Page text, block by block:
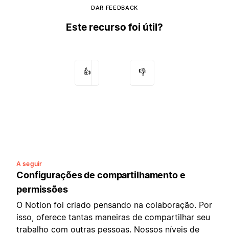
DAR FEEDBACK
Este recurso foi útil?
👍 👎
A seguir
Configurações de compartilhamento e
permissões
O Notion foi criado pensando na colaboração. Por
isso, oferece tantas maneiras de compartilhar seu
trabalho com outras pessoas. Nossos níveis de